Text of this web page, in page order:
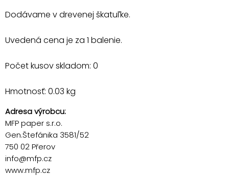
Dodávame v drevenej škatuľke.
Uvedená cena je za 1 balenie.
Počet kusov skladom: 0
Hmotnosť: 0.03 kg
Adresa výrobcu:
MFP paper s.r.o.
Gen.Štefánika 3581/52
750 02 Přerov
info@mfp.cz
www.mfp.cz